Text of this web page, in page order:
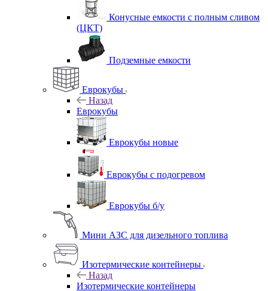
Конусные емкости с полным сливом
(ЦКТ)
Подземные емкости
Еврокубы
Назад
Еврокубы
Еврокубы новые
Еврокубы с подогревом
Еврокубы б/у
Мини АЗС для дизельного топлива
Изотермические контейнеры
Назад
Изотермические контейнеры